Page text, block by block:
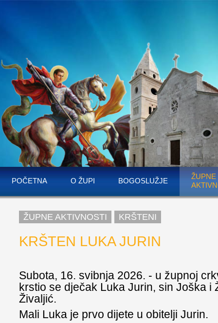
POČETNA O ŽUPI BOGOSLUŽJE
ŽUPNE
ŽUPNE AKTIVNOSTI KRŠTENI
KRŠTEN LUKA JURIN
Subota, 16. svibnja 2026. - u župnoj
krstio se dječak Luka Jurin, sin Joška i
Živaljić.
Mali Luka je prvo dijete u obitelji Jurin.